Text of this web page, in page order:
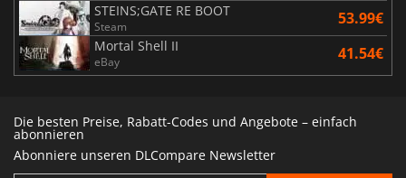
STEINS;GATE RE BOOT
Steam 53.99€
Mortal Shell II
eBay 41.54€
Die besten Preise, Rabatt-Codes und Angebote – einfach
abonnieren
Abonniere unseren DLCompare Newsletter